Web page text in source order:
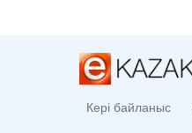
Кері байланыс